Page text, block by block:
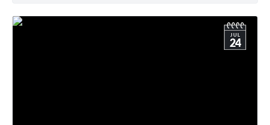
JUL
24